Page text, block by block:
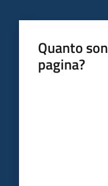
Quanto
pagina?